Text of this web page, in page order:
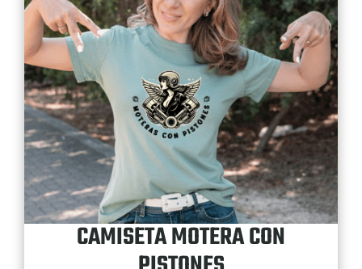
CAMISETA MOTERA CON